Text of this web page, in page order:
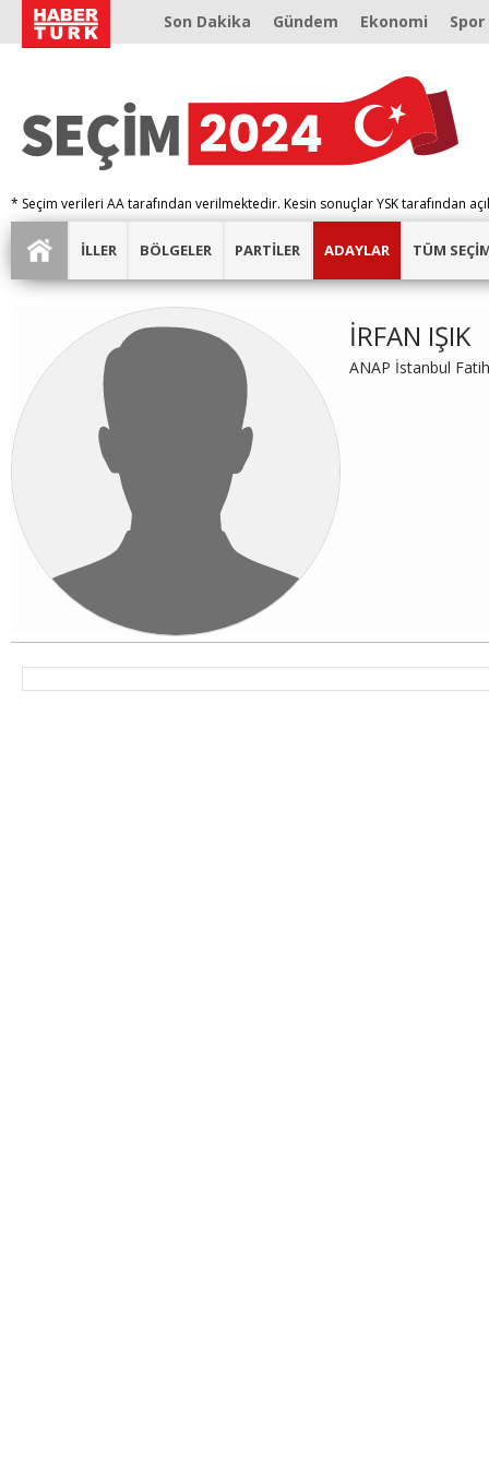
Son Dakika Gündem Ekonomi Spor
* Seçim verileri AA tarafından verilmektedir. Kesin sonuçlar YSK tarafından
İLLER BÖLGELER PARTİLER ADAYLAR TÜM
İRFAN IŞIK
ANAP İstanbul